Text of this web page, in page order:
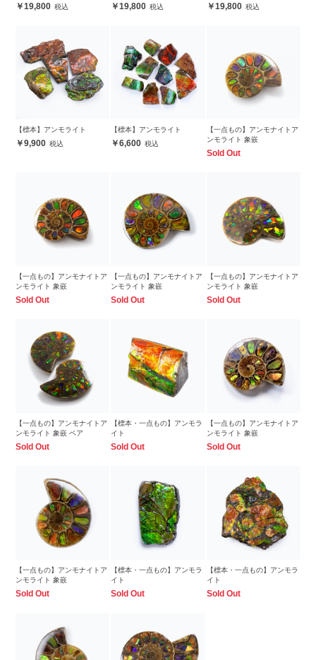
19,800 19,800 19,800
【標本】アンモライト
9,900
【標本】アンモライト
6,600
【一点もの】アンモナイトア
ンモライト 象嵌
Sold Out
【一点もの】アンモナイトア
ンモライト 象嵌
Sold Out
【一点もの】アンモナイトア
ンモライト 象嵌
Sold Out
【一点もの】アンモナイトア
ンモライト 象嵌
Sold Out
【一点もの】アンモナイトア
ンモライト 象嵌 ペア
Sold Out
【標本・一点もの】アンモラ
イト
Sold Out
【一点もの】アンモナイトア
ンモライト 象嵌
Sold Out
【一点もの】アンモナイトア
ンモライト 象嵌
Sold Out
【標本・一点もの】アンモラ
イト
Sold Out
【標本・一点もの】アンモラ
イト
Sold Out